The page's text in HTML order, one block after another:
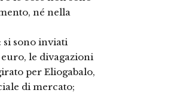
né nella
si sono inviati
le divagazioni
per Eliogabalo,
di mercato;